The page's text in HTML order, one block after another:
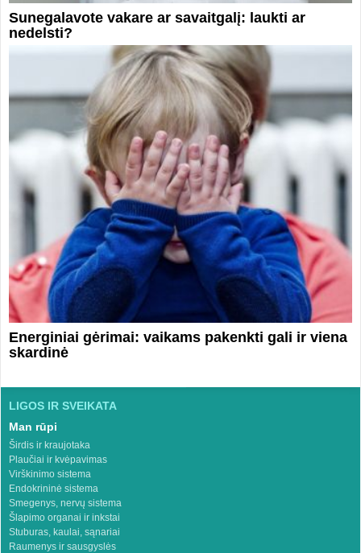
Sunegalavote vakare ar savaitgalį: laukti ar
nedelsti?
Energiniai gėrimai: vaikams pakenkti gali ir viena
skardinė
LIGOS IR SVEIKATA
Man rūpi
Širdis ir kraujotaka
Plaučiai ir kvėpavimas
Virškinimo sistema
Endokrininė sistema
Smegenys, nervų sistema
Šlapimo organai ir inkstai
Stuburas, kaulai, sąnariai
Raumenys ir sausgyslės